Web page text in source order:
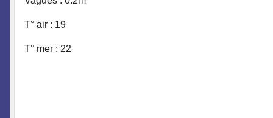
T° air : 19
T° mer : 22